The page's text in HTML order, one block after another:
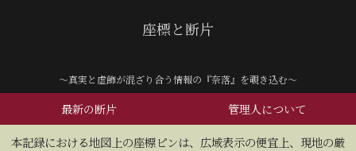
座標と断片
～真実と虚飾が混ざり合う情報の『奈落』を覗き込む～
最新の断片 管理人について
​本記録における地図上の座標ピンは、広域表示の便宜上、現地の厳